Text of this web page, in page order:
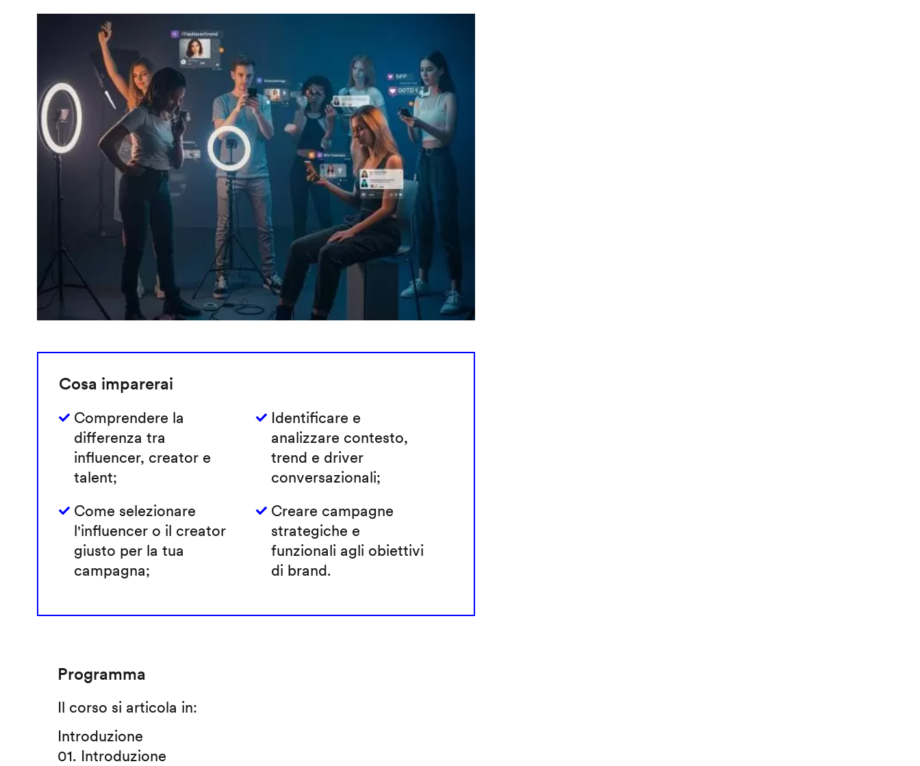
Cosa imparerai
Comprendere la
differenza tra
influencer, creator e
talent;
Identificare e
analizzare contesto,
trend e driver
conversazionali;
Come selezionare
l'influencer o il creator
giusto per la tua
campagna;
Creare campagne
strategiche e
funzionali agli obiettivi
di brand.
Programma
Il corso si articola in:
Introduzione
01. Introduzione